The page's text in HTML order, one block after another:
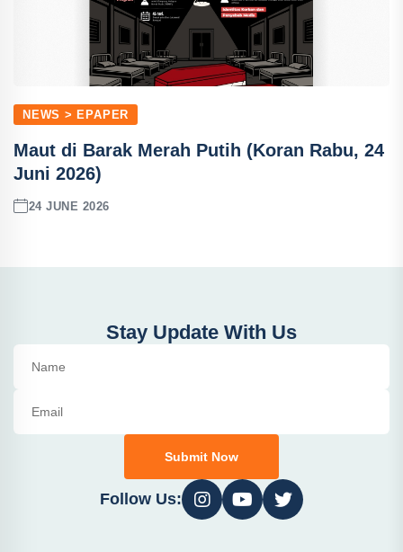
NEWS > EPAPER
Maut di Barak Merah Putih (Koran Rabu, 24
Juni 2026)
24 JUNE 2026
Stay Update With Us
Submit Now
Follow Us: